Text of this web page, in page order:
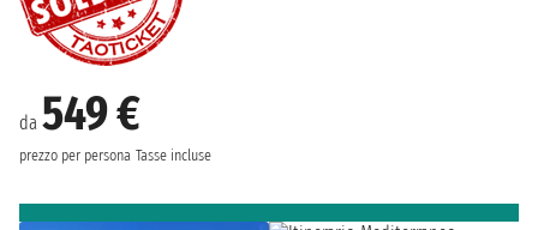
da 549 €
prezzo per persona Tasse incluse